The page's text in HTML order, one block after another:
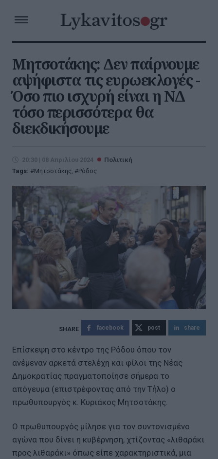
Μητσοτάκης: Δεν παίρνουμε
αψήφιστα τις ευρωεκλογές -
Όσο πιο ισχυρή είναι η ΝΔ
τόσο περισσότερα θα
διεκδικήσουμε
20:30 | 08 Απριλίου 2024
Πολιτική
Tags:
Μητσοτάκης, Ρόδος
facebook post share
Επίσκεψη στο κέντρο της Ρόδου όπου τον
ανέμεναν αρκετά στελέχη και φίλοι της Νέας
Δημοκρατίας πραγματοποίησε σήμερα το
απόγευμα (επιστρέφοντας από την Τήλο) ο
πρωθυπουργός κ. Κυριάκος Μητσοτάκης.
Ο πρωθυπουργός μίλησε για τον συντονισμένο
αγώνα που δίνει η κυβέρνηση, χτίζοντας «λιθαράκι
προς λιθαράκι» όπως είπε χαρακτηριστικά, μια